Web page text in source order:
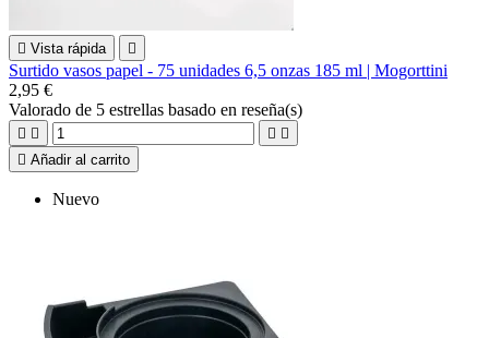
 Vista rápida 
Surtido vasos papel - 75 unidades 6,5 onzas 185 ml | Mogorttini
2,95 €
Valorado de 5 estrellas basado en reseña(s)
   
 Añadir al carrito
Nuevo